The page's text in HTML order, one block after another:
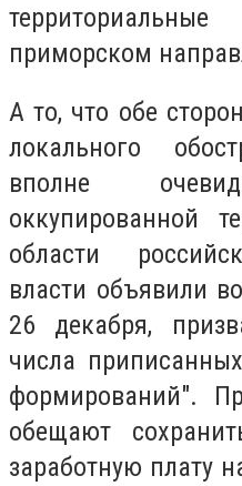
приморском
А то, что обе
локального
вполне
оккупированной
области
власти объявили
26 декабря,
числа
формирований".
обещают
заработную плату